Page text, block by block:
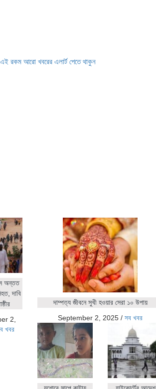
রকম আরো খবরের এলার্ট পেতে থাকুন
অন্তত
দাবি
2,
খবর
দাম্পত্য জীবনে সুখী হওয়ার সেরা ১০ উপায়
September 2, 2025 /সব খবর